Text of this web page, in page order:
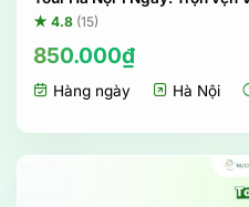
★ 4.8 (15)
850.000₫
Hàng ngày Hà Nội